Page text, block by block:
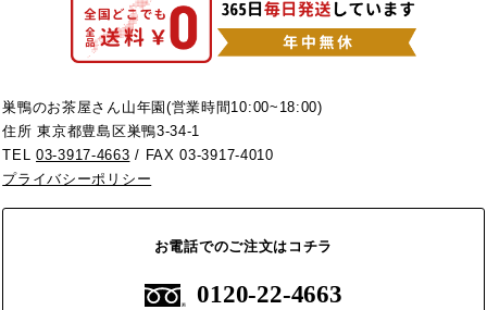
巣鴨のお茶屋さん山年園(営業時間10:00~18:00)
住所 東京都豊島区巣鴨3-34-1
TEL03-3917-4663 / FAX 03-3917-4010
プライバシーポリシー
お電話でのご注文はコチラ
0120-22-4663